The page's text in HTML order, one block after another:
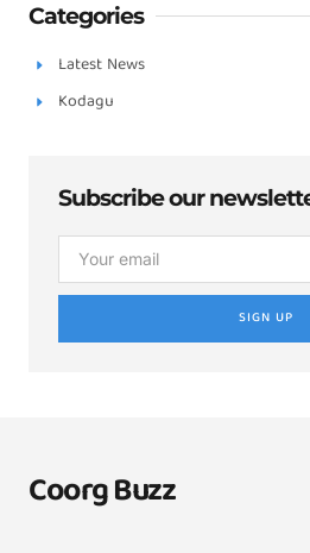
Categories
Latest News
Kodagu
Subscribe our
SIGN UP
Coorg Buzz